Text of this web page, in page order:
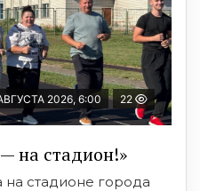
2026, 6:00 22
на стадион!»
на стадионе города